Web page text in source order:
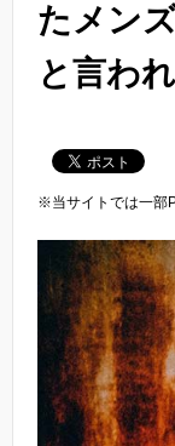
たメン
と言わ
※当サイトでは一部